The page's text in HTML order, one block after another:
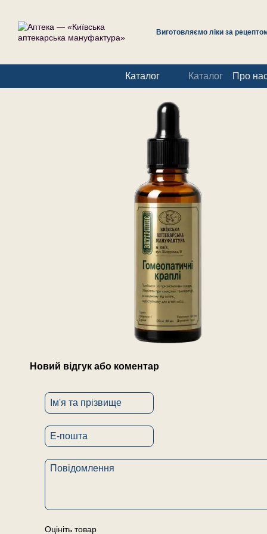
Виготовляємо ліки за
Каталог Каталог Про
Новий відгук або коментар
Оцініть товар